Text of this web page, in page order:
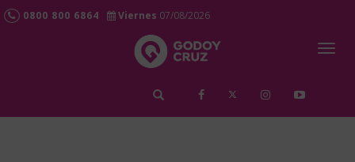
0800 800 6864 Viernes 07/08/2026